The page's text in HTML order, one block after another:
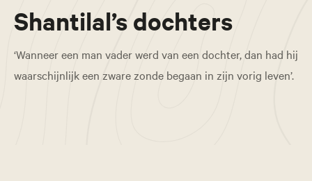
Shantilal’s dochters
‘Wanneer een man vader werd van een dochter, dan had hij
waarschijnlijk een zware zonde begaan in zijn vorig leven’.